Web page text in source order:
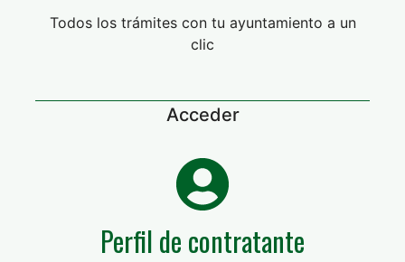
Todos los trámites con tu ayuntamiento a un
clic
Acceder
Perfil de contratante